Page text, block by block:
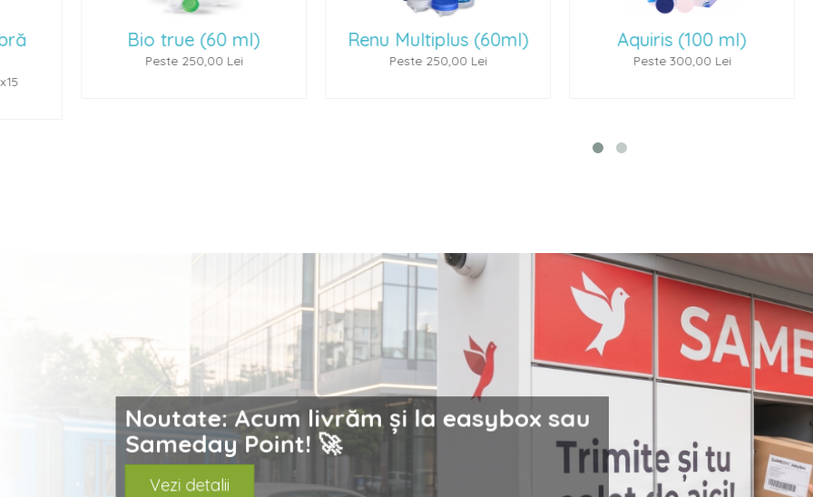
Bio true (60 ml)
Peste 250,00 Lei
Renu Multiplus (60ml)
Peste 250,00 Lei
Aquiris (100 ml)
Peste 300,00 Lei
Noutate: Acum livrăm și la easybox sau
Sameday Point! 🚀
Vezi detalii